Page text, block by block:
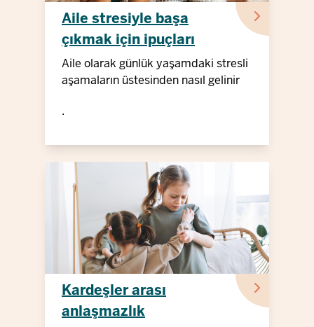
Aile stresiyle başa
çıkmak için ipuçları
Aile olarak günlük yaşamdaki stresli
aşamaların üstesinden nasıl gelinir
.
Kardeşler arası
anlaşmazlık